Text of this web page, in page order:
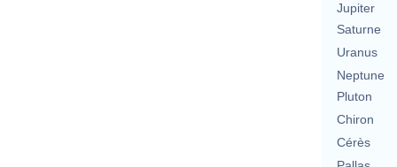
Jupiter
Saturne
Uranus
Neptune
Pluton
Chiron
Cérès